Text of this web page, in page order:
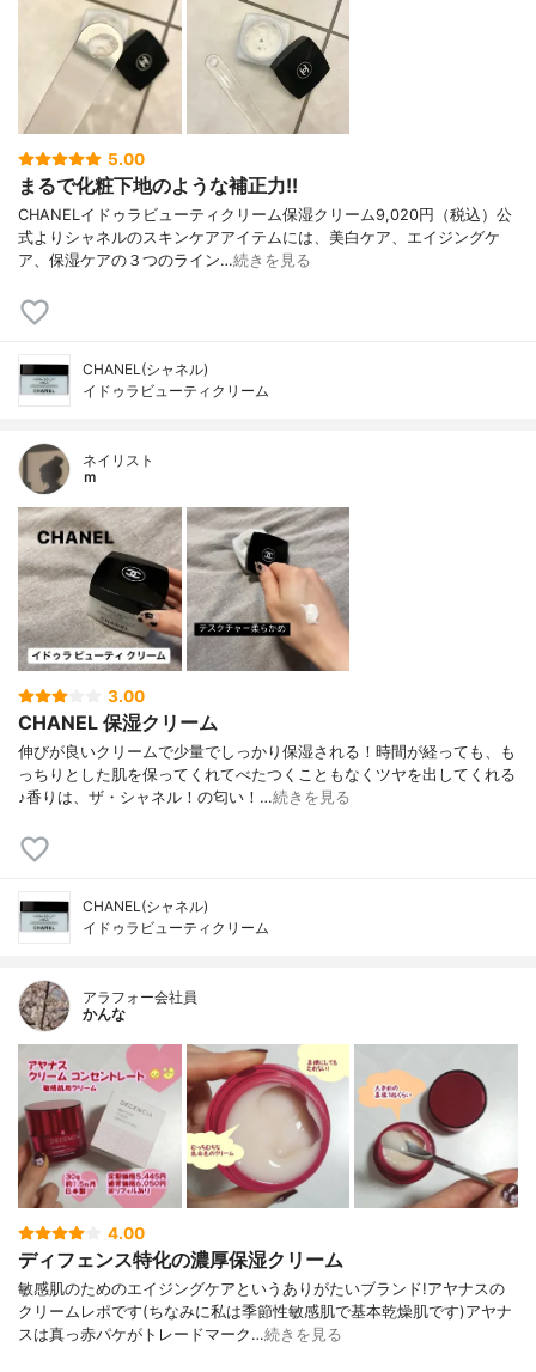
5.00
まるで化粧下地のような補正力!!
CHANELイドゥラビューティクリーム保湿クリーム9,020円（税込）公
式よりシャネルのスキンケアアイテムには、美白ケア、エイジングケ
ア、保湿ケアの３つのライン…続きを見る
CHANEL(シャネル)
イドゥラビューティクリーム
ネイリスト
ｍ
3.00
CHANEL 保湿クリーム
伸びが良いクリームで少量でしっかり保湿される！時間が経っても、も
っちりとした肌を保ってくれてべたつくこともなくツヤを出してくれる
♪香りは、ザ・シャネル！の匂い！…続きを見る
CHANEL(シャネル)
イドゥラビューティクリーム
アラフォー会社員
かんな
4.00
ディフェンス特化の濃厚保湿クリーム
敏感肌のためのエイジングケアというありがたいブランド!アヤナスの
クリームレポです(ちなみに私は季節性敏感肌で基本乾燥肌です)アヤナ
スは真っ赤パケがトレードマーク…続きを見る